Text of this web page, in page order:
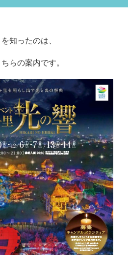
知ったのは、
らの案内です。